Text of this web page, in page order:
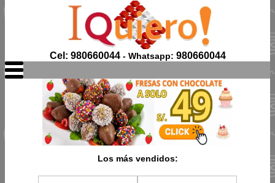
Cel: 980660044- Whatsapp: 980660044
Los más vendidos: